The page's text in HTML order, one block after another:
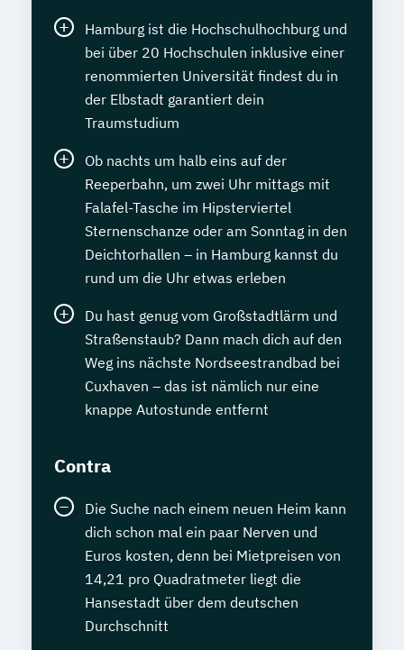
Hamburg ist die Hochschulhochburg und
bei über 20 Hochschulen inklusive einer
renommierten Universität findest du in
der Elbstadt garantiert dein
Traumstudium
Ob nachts um halb eins auf der
Reeperbahn, um zwei Uhr mittags mit
Falafel-Tasche im Hipsterviertel
Sternenschanze oder am Sonntag in den
Deichtorhallen – in Hamburg kannst du
rund um die Uhr etwas erleben
Du hast genug vom Großstadtlärm und
Straßenstaub? Dann mach dich auf den
Weg ins nächste Nordseestrandbad bei
Cuxhaven – das ist nämlich nur eine
knappe Autostunde entfernt
Contra
Die Suche nach einem neuen Heim kann
dich schon mal ein paar Nerven und
Euros kosten, denn bei Mietpreisen von
14,21 pro Quadratmeter liegt die
Hansestadt über dem deutschen
Durchschnitt